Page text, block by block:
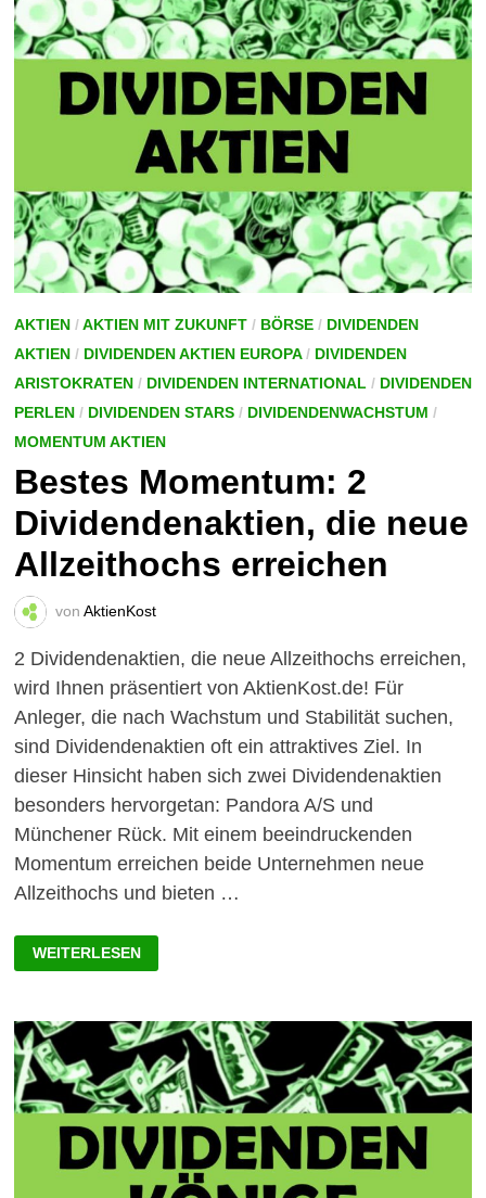
GLOBALEN
VERMÖGENSVERWALTUNG
AKTIEN/AKTIEN MIT ZUKUNFT/ BÖRSE/ DIVIDENDEN
AKTIEN/ DIVIDENDEN AKTIEN EUROPA/ DIVIDENDEN
ARISTOKRATEN/ DIVIDENDEN INTERNATIONAL/ DIVIDENDEN
PERLEN/ DIVIDENDEN STARS/ DIVIDENDENWACHSTUM /
MOMENTUM AKTIEN
Bestes Momentum: 2
Dividendenaktien, die neue
Allzeithochs erreichen
von AktienKost
2 Dividendenaktien, die neue Allzeithochs erreichen,
wird Ihnen präsentiert von AktienKost.de! Für
Anleger, die nach Wachstum und Stabilität suchen,
sind Dividendenaktien oft ein attraktives Ziel. In
dieser Hinsicht haben sich zwei Dividendenaktien
besonders hervorgetan: Pandora A/S und
Münchener Rück. Mit einem beeindruckenden
Momentum erreichen beide Unternehmen neue
Allzeithochs und bieten …
BESTES
MOMENTUM:
2
NEUE
ALLZEITHOCHS
ERREICHEN
WEITERLESEN